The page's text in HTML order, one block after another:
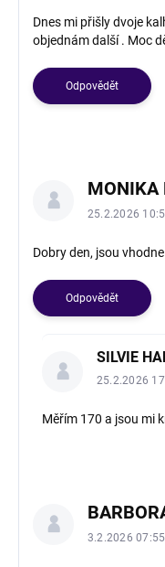
Dnes mi přišly dvoje
objednám další . Moc
Odpovědět
MONIKA
25.2.2026
Dobry den, jsou
Odpovědět
SILVIE
25.2.2026
Měřím 170 a jsou mi
3.2.2026 07:55